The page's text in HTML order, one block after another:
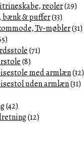
reoler(29)
bænk & puffer(33)
Tv-møbler(31)
(71)
(8)
med armlæn(32)
uden armlæn(31)
(42)
(12)